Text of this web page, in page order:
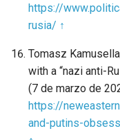
https://
rusia/ ↑
Tomasz
with a “nazi anti-
(7 de marzo de
https://
and-putins-